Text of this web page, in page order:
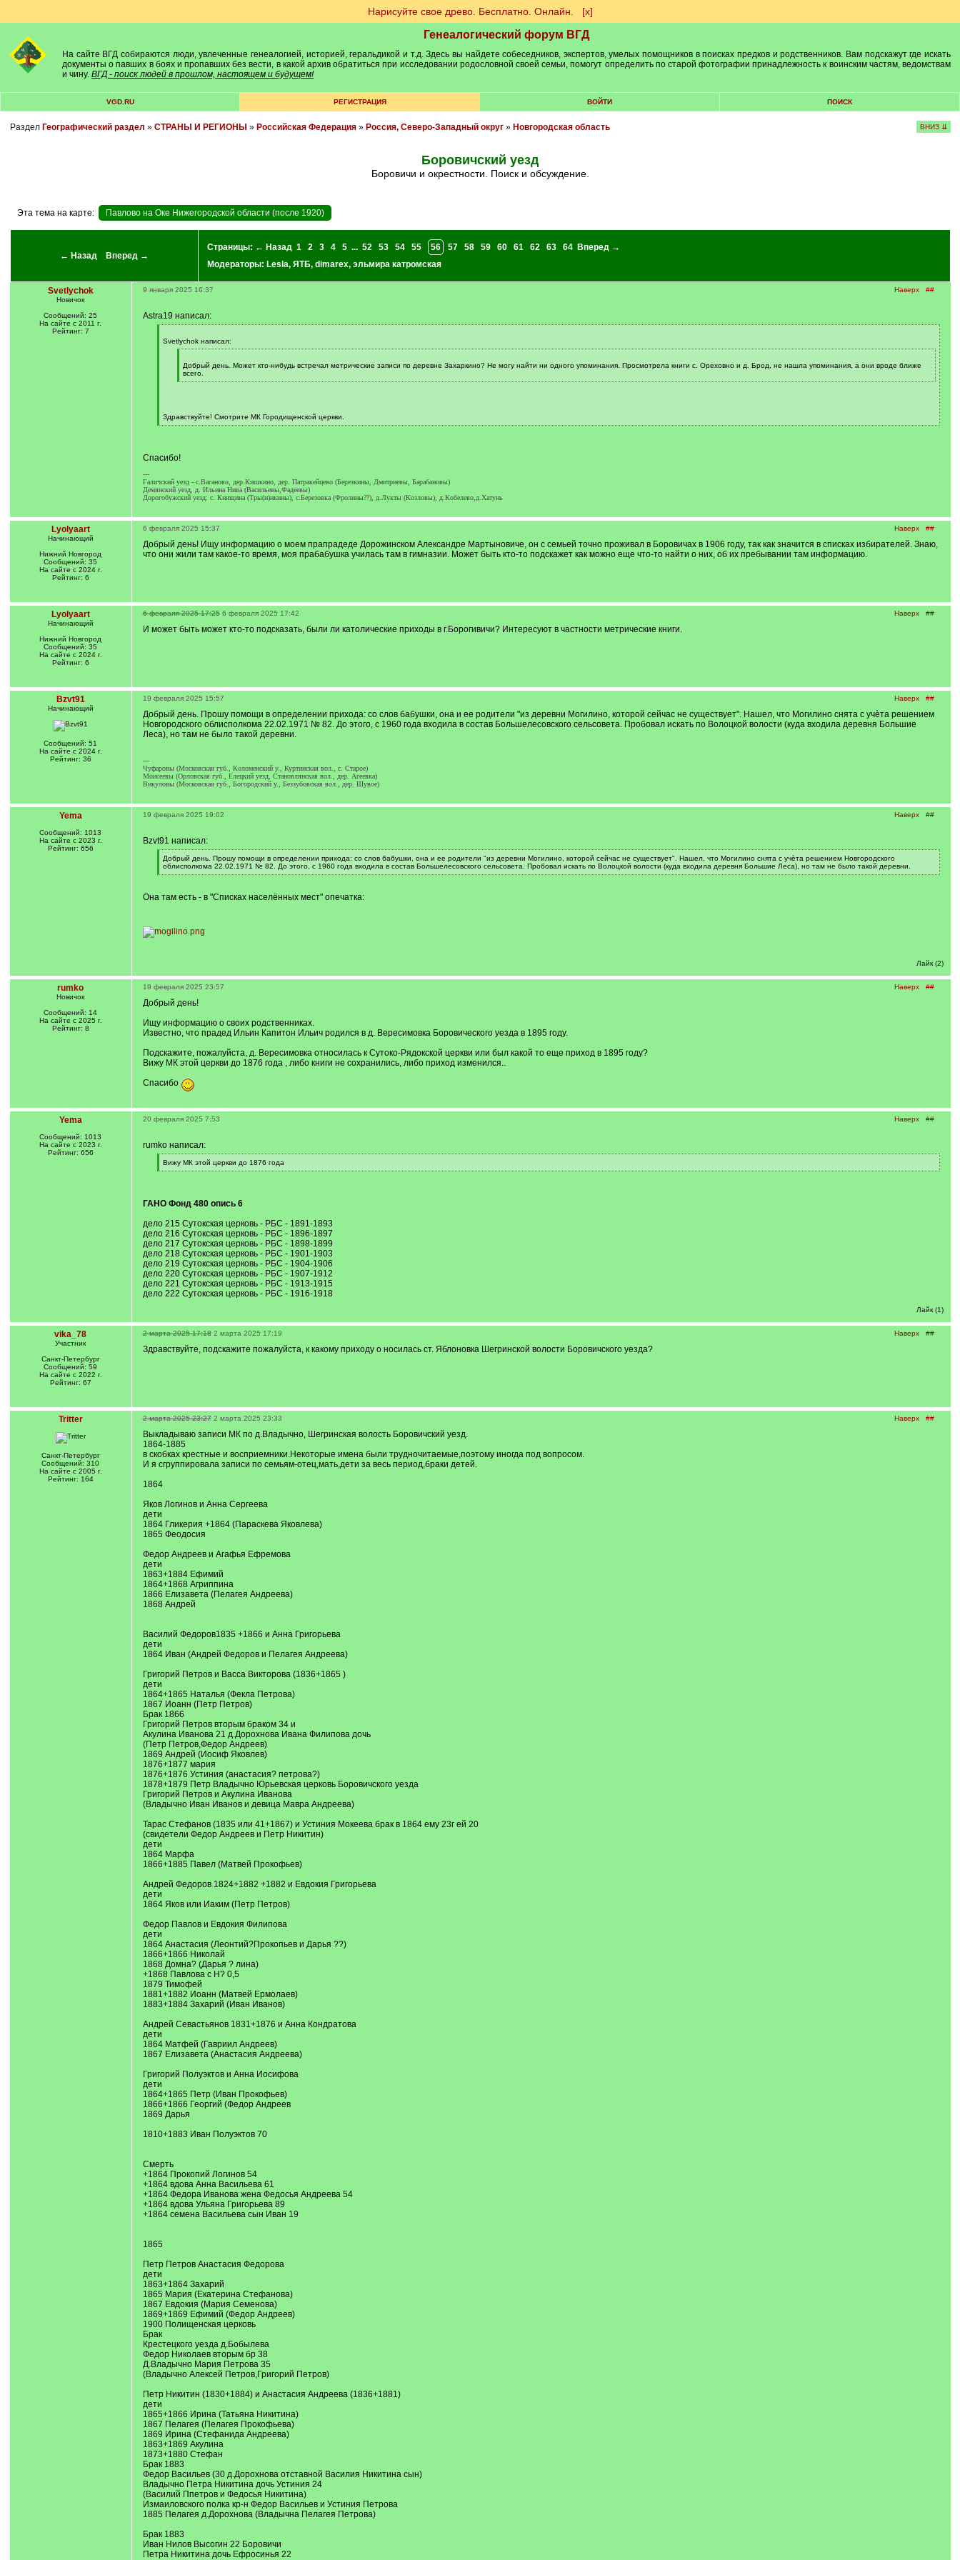
Нарисуйте свое древо. Бесплатно. Онлайн. [х]
Генеалогический форум ВГД
На сайте ВГД собираются люди, увлеченные генеалогией, историей, геральдикой и т.д. Здесь вы найдете собеседников, экспертов, умелых помощников в поисках предков и родственников. Вам подскажут где искать
документы о павших в боях и пропавших без вести, в какой архив обратиться при исследовании родословной своей семьи, помогут определить по старой фотографии принадлежность к воинским частям, ведомствам
и чину. ВГД - поиск людей в прошлом, настоящем и будущем!
VGD.RU РЕГИСТРАЦИЯ ВОЙТИ ПОИСК
Раздел Географический раздел » СТРАНЫ И РЕГИОНЫ » Российская Федерация» Россия, Северо-Западный округ» Новгородская область ВНИЗ ⇊
Боровичский уезд
Боровичи и окрестности. Поиск и обсуждение.
Эта тема на карте: Павлово на Оке Нижегородской области (после 1920)
← Назад Вперед →
Страницы: ← Назад 1 2 3 4 5 ... 52 53 54 55 56 57 58 59 60 61 62 63 64
Вперед →
Модераторы: Lesla, ЯТБ, dimarex, эльмира катромская
Svetlychok
Новичок
Сообщений: 25
На сайте с 2011 г.
Рейтинг: 7
Наверх ##
9 января 2025 16:37
Astra19 написал:
q
Svetlychok написал:
q
]
Добрый день. Может кто-нибудь встречал метрические записи по деревне Захаркино? Не могу найти ни одного упоминания. Просмотрела книги с. Ореховно и д. Брод, не нашла упоминания, а они вроде ближе
всего.
[
Здравствуйте! Смотрите МК Городищенской церкви.
[
Спасибо!
---
Галичский уезд - с.Ваганово, дер.Кишкино, дер. Патракейцево (Березкины, Дмитриевы, Барабановы)
Демянский уезд, д. Ильина Нива (Васильевы,Фадеевы)
Дорогобужский уезд: с. Княщина (Тры(и)нкины), с.Березовка (Фролины??), д.Лукты (Козловы), д.Кобелево,д.Хатунь
Lyolyaart
Начинающий
Нижний Новгород
Сообщений: 35
На сайте с 2024 г.
Рейтинг: 6
Наверх ##
6 февраля 2025 15:37
Добрый день! Ищу информацию о моем прапрадеде Дорожинском Александре Мартыновиче, он с семьей точно проживал в Боровичах в 1906 году, так как значится в списках избирателей. Знаю,
что они жили там какое-то время, моя прабабушка училась там в гимназии. Может быть кто-то подскажет как можно еще что-то найти о них, об их пребывании там информацию.
Lyolyaart
Начинающий
Нижний Новгород
Сообщений: 35
На сайте с 2024 г.
Рейтинг: 6
Наверх ##
6 февраля 2025 17:25 6 февраля 2025 17:42
И может быть может кто-то подсказать, были ли католические приходы в г.Борогивичи? Интересуют в частности метрические книги.
Bzvt91
Начинающий
Сообщений: 51
На сайте с 2024 г.
Рейтинг: 36
Наверх ##
19 февраля 2025 15:57
Добрый день. Прошу помощи в определении прихода: со слов бабушки, она и ее родители "из деревни Могилино, которой сейчас не существует". Нашел, что Могилино снята с учѐта решением
Новгородского облисполкома 22.02.1971 № 82. До этого, с 1960 года входила в состав Большелесовского сельсовета. Пробовал искать по Волоцкой волости (куда входила деревня Большие
Леса), но там не было такой деревни.
---
Чуфаровы (Московская губ., Коломенский у., Куртинская вол., с. Старое)
Моисеевы (Орловская губ., Елецкий уезд, Становлянская вол., дер. Агеевка)
Викуловы (Московская губ., Богородский у., Беззубовская вол., дер. Шувое)
Yema
Сообщений: 1013
На сайте с 2023 г.
Рейтинг: 656
Наверх ##
19 февраля 2025 19:02
Bzvt91 написал:
[
q
]
Добрый день. Прошу помощи в определении прихода: со слов бабушки, она и ее родители "из деревни Могилино, которой сейчас не существует". Нашел, что Могилино снята с учѐта решением Новгородского
облисполкома 22.02.1971 № 82. До этого, с 1960 года входила в состав Большелесовского сельсовета. Пробовал искать по Волоцкой волости (куда входила деревня Большие Леса), но там не было такой деревни.
[
]
Она там есть - в "Списках населённых мест" опечатка:
Лайк (2)
rumko
Новичок
Сообщений: 14
На сайте с 2025 г.
Рейтинг: 8
Наверх ##
19 февраля 2025 23:57
Добрый день!
Ищу информацию о своих родственниках.
Известно, что прадед Ильин Капитон Ильич родился в д. Вересимовка Боровического уезда в 1895 году.
Подскажите, пожалуйста, д. Вересимовка относилась к Сутоко-Рядокской церкви или был какой то еще приход в 1895 году?
Вижу МК этой церкви до 1876 года , либо книги не сохранились, либо приход изменился..
Спасибо
Yema
Сообщений: 1013
На сайте с 2023 г.
Рейтинг: 656
Наверх ##
20 февраля 2025 7:53
rumko написал:
[
q
Вижу МК этой церкви до 1876 года
[
ГАНО Фонд 480 опись 6
дело 215 Сутокская церковь - РБС - 1891-1893
дело 216 Сутокская церковь - РБС - 1896-1897
дело 217 Сутокская церковь - РБС - 1898-1899
дело 218 Сутокская церковь - РБС - 1901-1903
дело 219 Сутокская церковь - РБС - 1904-1906
дело 220 Сутокская церковь - РБС - 1907-1912
дело 221 Сутокская церковь - РБС - 1913-1915
дело 222 Сутокская церковь - РБС - 1916-1918
Лайк (1)
vika_78
Участник
Санкт-Петербург
Сообщений: 59
На сайте с 2022 г.
Рейтинг: 67
Наверх ##
2 марта 2025 17:18 2 марта 2025 17:19
Здравствуйте, подскажите пожалуйста, к какому приходу о носилась ст. Яблоновка Шегринской волости Боровичского уезда?
Tritter
Санкт-Петербург
Сообщений: 310
На сайте с 2005 г.
Рейтинг: 164
Наверх ##
2 марта 2025 23:27 2 марта 2025 23:33
Выкладываю записи МК по д.Владычно, Шегринская волость Боровичский уезд.
1864-1885
в скобках крестные и восприемники.Некоторые имена были трудночитаемые,поэтому иногда под вопросом.
И я сгруппировала записи по семьям-отец,мать,дети за весь период,браки детей.
1864
Яков Логинов и Анна Сергеева
дети
1864 Гликерия +1864 (Параскева Яковлева)
1865 Феодосия
Федор Андреев и Агафья Ефремова
дети
1863+1884 Ефимий
1864+1868 Агриппина
1866 Елизавета (Пелагея Андреева)
1868 Андрей
Василий Федоров1835 +1866 и Анна Григорьева
дети
1864 Иван (Андрей Федоров и Пелагея Андреева)
Григорий Петров и Васса Викторова (1836+1865 )
дети
1864+1865 Наталья (Фекла Петрова)
1867 Иоанн (Петр Петров)
Брак 1866
Григорий Петров вторым браком 34 и
Акулина Иванова 21 д.Дорохнова Ивана Филипова дочь
(Петр Петров,Федор Андреев)
1869 Андрей (Иосиф Яковлев)
1876+1877 мария
1876+1876 Устиния (анастасия? петрова?)
1878+1879 Петр Владычно Юрьевская церковь Боровичского уезда
Григорий Петров и Акулина Иванова
(Владычно Иван Иванов и девица Мавра Андреева)
Тарас Стефанов (1835 или 41+1867) и Устиния Мокеева брак в 1864 ему 23г ей 20
(свидетели Федор Андреев и Петр Никитин)
дети
1864 Марфа
1866+1885 Павел (Матвей Прокофьев)
Андрей Федоров 1824+1882 +1882 и Евдокия Григорьева
дети
1864 Яков или Иаким (Петр Петров)
Федор Павлов и Евдокия Филипова
дети
1864 Анастасия (Леонтий?Прокопьев и Дарья ??)
1866+1866 Николай
1868 Домна? (Дарья ? лина)
+1868 Павлова с Н? 0,5
1879 Тимофей
1881+1882 Иоанн (Матвей Ермолаев)
1883+1884 Захарий (Иван Иванов)
Андрей Севастьянов 1831+1876 и Анна Кондратова
дети
1864 Матфей (Гавриил Андреев)
1867 Елизавета (Анастасия Андреева)
Григорий Полуэктов и Анна Иосифова
дети
1864+1865 Петр (Иван Прокофьев)
1866+1866 Георгий (Федор Андреев
1869 Дарья
1810+1883 Иван Полуэктов 70
Смерть
+1864 Прокопий Логинов 54
+1864 вдова Анна Васильева 61
+1864 Федора Иванова жена Федосья Андреева 54
+1864 вдова Ульяна Григорьева 89
+1864 семена Васильева сын Иван 19
1865
Петр Петров Анастасия Федорова
дети
1863+1864 Захарий
1865 Мария (Екатерина Стефанова)
1867 Евдокия (Мария Семенова)
1869+1869 Ефимий (Федор Андреев)
1900 Полищенская церковь
Брак
Крестецкого уезда д.Бобылева
Федор Николаев вторым бр 38
Д.Владычно Мария Петрова 35
(Владычно Алексей Петров,Григорий Петров)
Петр Никитин (1830+1884) и Анастасия Андреева (1836+1881)
дети
1865+1866 Ирина (Татьяна Никитина)
1867 Пелагея (Пелагея Прокофьева)
1869 Ирина (Стефанида Андреева)
1863+1869 Акулина
1873+1880 Стефан
Брак 1883
Федор Васильев (30 д.Дорохнова отставной Василия Никитина сын)
Владычно Петра Никитина дочь Устиния 24
(Василий Ппетров и Федосья Никитина)
Измаиловского полка кр-н Федор Васильев и Устиния Петрова
1885 Пелагея д.Дорохнова (Владычна Пелагея Петрова)
Брак 1883
Иван Нилов Высогин 22 Боровичи
Петра Никитина дочь Ефросинья 22